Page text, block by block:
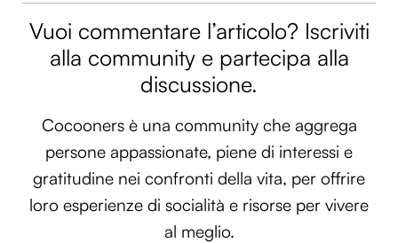
Vuoi commentare l’articolo? Iscriviti
alla community e partecipa alla
discussione.
Cocooners è una community che aggrega
persone appassionate, piene di interessi e
gratitudine nei confronti della vita, per offrire
loro esperienze di socialità e risorse per vivere
al meglio.